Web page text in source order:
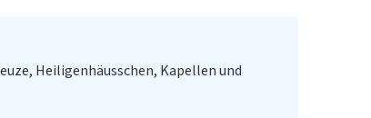
Heiligenhäusschen, Kapellen und